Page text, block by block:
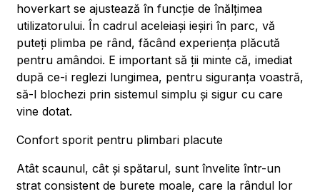
hoverkart se ajustează în funcție de înălțimea
utilizatorului. În cadrul aceleiași ieșiri în parc, vă
puteți plimba pe rând, făcând experiența plăcută
pentru amândoi. E important să ții minte că, imediat
după ce-i reglezi lungimea, pentru siguranța voastră,
să-l blochezi prin sistemul simplu și sigur cu care
vine dotat.
Confort sporit pentru plimbari placute
Atât scaunul, cât și spătarul, sunt învelite într-un
strat consistent de burete moale, care la rândul lor